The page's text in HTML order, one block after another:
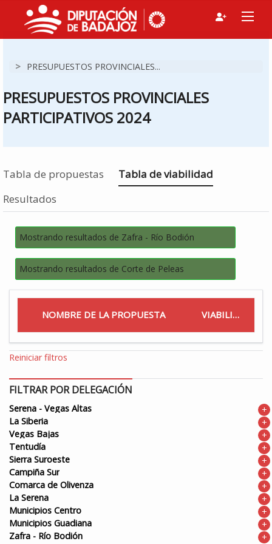
> PRESUPUESTOS PROVINCIALES...
PRESUPUESTOS PROVINCIALES
PARTICIPATIVOS 2024
Tabla de propuestas Estás en
Tabla de viabilidad
Resultados
Mostrando resultados de Zafra - Río Bodión
Mostrando resultados de Corte de Peleas
NOMBRE DE LA PROPUESTA VIABILIDAD
Reiniciar filtros
FILTRAR POR DELEGACIÓN